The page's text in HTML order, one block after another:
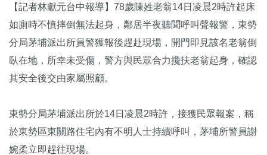
【記者林獻元台中報導】78歲陳姓老翁14日凌晨2時許起床
如廁時不慎摔倒無法起身，鄰居半夜聽聞呼叫聲報警，東勢
分局茅埔派出所員警獲報後趕赴現場，開門即見該名老翁倒
臥在地，所幸未受傷，警方與民眾合力攙扶老翁起身，確認
其安全後交由家屬照顧。
東勢分局茅埔派出所於14日凌晨2時許，接獲民眾報案，稱
於東勢區東關路住宅內有不明人士持續呼叫，茅埔所警員謝
婉柔立即趕往現場。